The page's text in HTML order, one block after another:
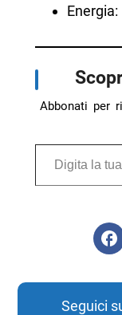
Energia:
Abbonati per
Digita la tua e-mail...
Seguici